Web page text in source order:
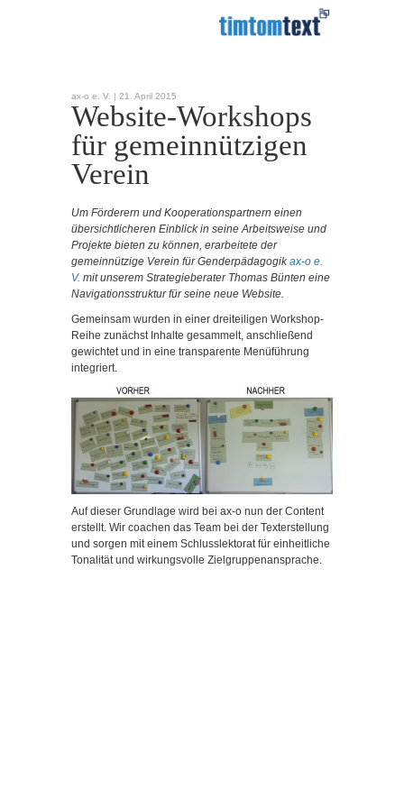
ax-o e. V. | 21. April 2015
Website-Workshops
für gemeinnützigen
Verein
Um Förderern und Kooperationspartnern einen
übersichtlicheren Einblick in seine Arbeitsweise und
Projekte bieten zu können, erarbeitete der
gemeinnützige Verein für Genderpädagogikax-o e.
V. mit unserem Strategieberater Thomas Bünten eine
Navigationsstruktur für seine neue Website.
Gemeinsam wurden in einer dreiteiligen Workshop-
Reihe zunächst Inhalte gesammelt, anschließend
gewichtet und in eine transparente Menüführung
integriert.
Auf dieser Grundlage wird bei ax-o nun der Content
erstellt. Wir coachen das Team bei der Texterstellung
und sorgen mit einem Schlusslektorat für einheitliche
Tonalität und wirkungsvolle Zielgruppenansprache.